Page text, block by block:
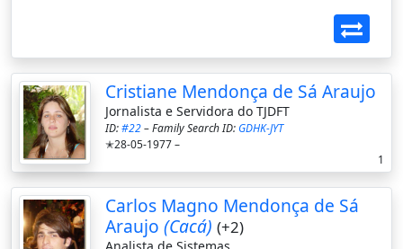
Cristiane Mendonça de Sá Araujo
Jornalista e Servidora do TJDFT
ID:#22– Family Search ID:GDHK-JYT
✭28-05-1977 –
1
Carlos Magno Mendonça de Sá
Araujo (Cacá) (+2)
Analista de Sistemas